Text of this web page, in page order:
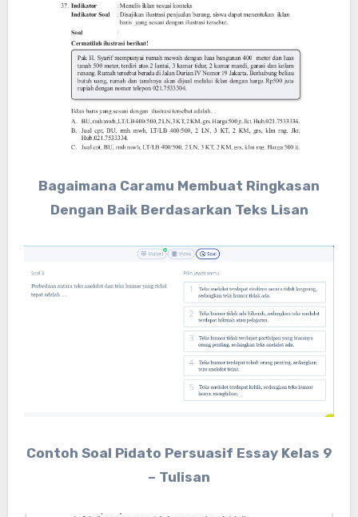
Bagaimana Caramu Membuat Ringkasan
Dengan Baik Berdasarkan Teks Lisan
Contoh Soal Pidato Persuasif Essay Kelas 9
– Tulisan